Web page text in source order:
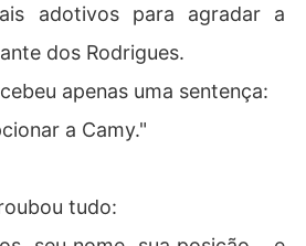
adotivos para agradar a
dos Rodrigues.
apenas uma sentença:
a Camy."
tudo: